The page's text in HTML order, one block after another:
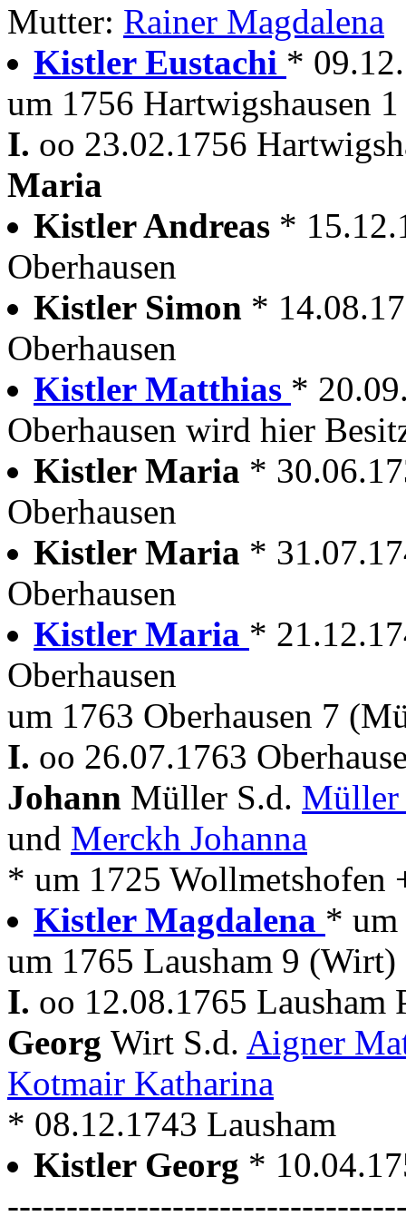
Mutter: Rainer Magdalena
Kistler Eustachi *
um 1756 Hartwigshausen
I. oo 23.02.1756
Maria
Kistler Andreas *
Oberhausen
Kistler Simon *
Oberhausen
Kistler Matthias *
Oberhausen wird hier
Kistler Maria *
Oberhausen
Kistler Maria *
Oberhausen
Kistler Maria *
Oberhausen
um 1763 Oberhausen 7
I. oo 26.07.1763
Johann Müller S.d.
und Merckh Johanna
* um 1725 Wollmetshofen
Kistler Magdalena * um
um 1765 Lausham 9 (Wirt)
I. oo 12.08.1765
Georg Wirt S.d. Aigner
Kotmair Katharina
* 08.12.1743 Lausham
Kistler Georg *